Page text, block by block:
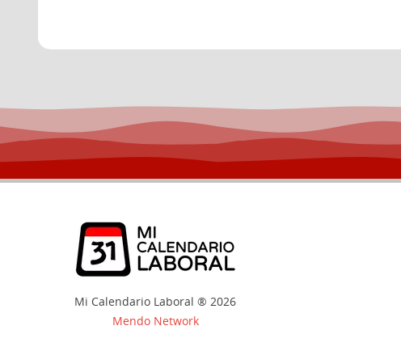
Mi Calendario Laboral ® 2026
Mendo Network